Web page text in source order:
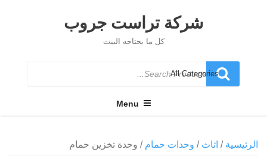
شركة تراست جروب
كل ما يحتاجه البيت
Search
for
Menu
الرئيسية / اثاث / وحدات حمام / وحدة تخزين حمام